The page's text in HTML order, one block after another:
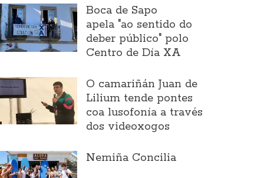
Boca de Sapo
apela "ao sentido do
deber público" polo
Centro de Día XA
O camariñán Juan de
Lilium tende pontes
coa lusofonía a través
dos videoxogos
Nemiña Concilia